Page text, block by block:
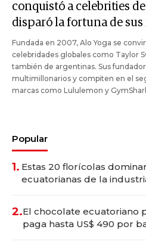
conquistó a celebrities
disparó la fortuna de
Fundada en 2007, Alo Yoga se
celebridades globales como Taylor
también de argentinas. Sus
multimillonarios y compiten en el
marcas como Lululemon y
Popular
1. Estas 20 florícolas
ecuatorianas de la
2.El chocolate ecuatoriano
paga hasta US$ 490 por